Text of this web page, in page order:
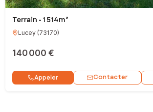
Terrain - 1 514m²
Lucey(73170)
140 000 €
Appeler Contacter